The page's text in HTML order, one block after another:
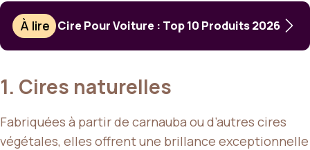
À lire Cire Pour Voiture : Top 10 Produits 2026
1. Cires naturelles
Fabriquées à partir de carnauba ou d’autres cires
végétales, elles offrent une brillance exceptionnelle